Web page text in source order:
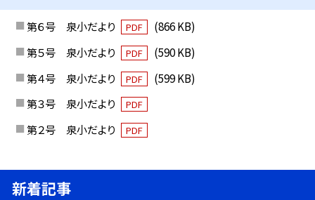
第６号 泉小だより PDF
(866 KB)
第５号 泉小だより
PDF
(590 KB)
第４号 泉小だより
PDF
(599 KB)
第３号 泉小だより
PDF
第２号 泉小だより PDF
新着記事